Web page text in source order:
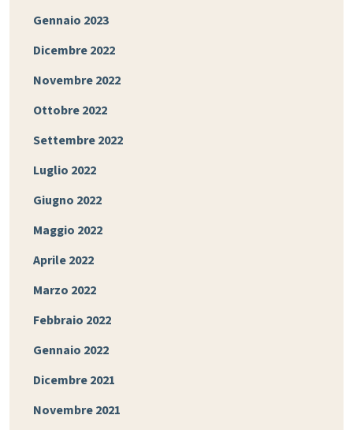
Gennaio 2023
Dicembre 2022
Novembre 2022
Ottobre 2022
Settembre 2022
Luglio 2022
Giugno 2022
Maggio 2022
Aprile 2022
Marzo 2022
Febbraio 2022
Gennaio 2022
Dicembre 2021
Novembre 2021